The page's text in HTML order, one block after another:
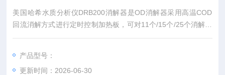
美国哈希水质分析仪DRB200消解器是OD消解器采用高温COD
回流消解方式进行定时控制加热板，可对11个/15个/25个消解瓶
回流装置同时进行加热。
产品型号：
更新时间：2026-06-30